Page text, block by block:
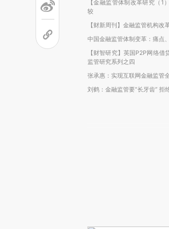
【金融监管体制改革研究（1
较
【财新周刊】金融监管机构改
中国金融监管体制变革：痛点
【财智研究】英国P2P网络借
监管研究系列之四
张承惠：实现互联网金融监管
刘鹤：金融监管要“长牙齿” 拒